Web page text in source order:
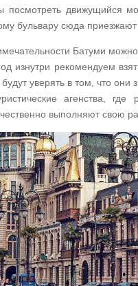
движущийся
бульвару сюда приезжают
Батуми
изнутри рекомендуем
уверять в том, что они
агенства,
выполняют свою